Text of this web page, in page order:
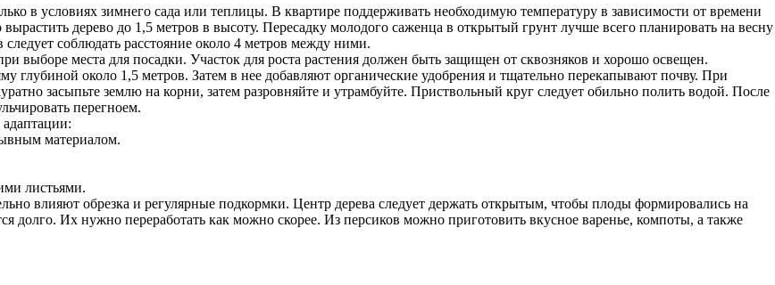
в условиях зимнего сада или теплицы. В квартире поддерживать необходимую температуру в зависимости от времени
дерево до 1,5 метров в высоту. Пересадку молодого саженца в открытый грунт лучше всего планировать на весну
соблюдать расстояние около 4 метров между ними.
выборе места для посадки. Участок для роста растения должен быть защищен от сквозняков и хорошо освещен.
глубиной около 1,5 метров. Затем в нее добавляют органические удобрения и тщательно перекапывают почву. При
засыпьте землю на корни, затем разровняйте и утрамбуйте. Приствольный круг следует обильно полить водой. После
перегноем.
материалом.
листьями.
влияют обрезка и регулярные подкормки. Центр дерева следует держать открытым, чтобы плоды формировались на
долго. Их нужно переработать как можно скорее. Из персиков можно приготовить вкусное варенье, компоты, а также